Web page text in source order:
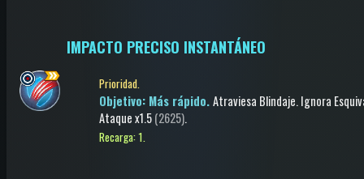
IMPACTO PRECISO INSTANTÁNEO
Prioridad.
Objetivo: Más rápido.Atraviesa Blindaje.Ignora
Ataquex1.5(2625).
Recarga: 1.